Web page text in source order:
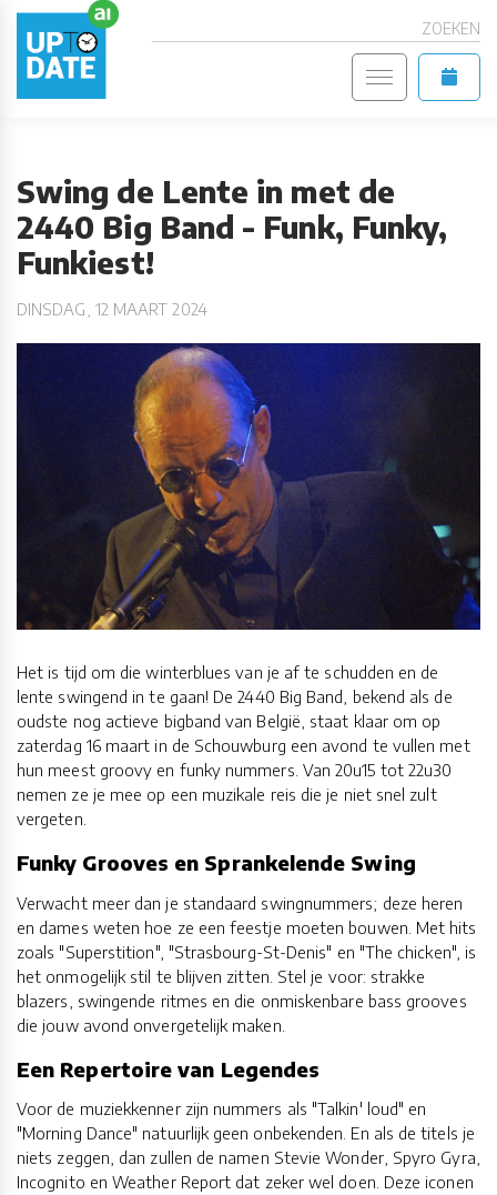
ZOEKEN
Swing de Lente in met de
2440 Big Band - Funk, Funky,
Funkiest!
DINSDAG, 12 MAART 2024
Het is tijd om die winterblues van je af te schudden en de
lente swingend in te gaan! De 2440 Big Band, bekend als de
oudste nog actieve bigband van België, staat klaar om op
zaterdag 16 maart in de Schouwburg een avond te vullen met
hun meest groovy en funky nummers. Van 20u15 tot 22u30
nemen ze je mee op een muzikale reis die je niet snel zult
vergeten.
Funky Grooves en Sprankelende Swing
Verwacht meer dan je standaard swingnummers; deze heren
en dames weten hoe ze een feestje moeten bouwen. Met hits
zoals "Superstition", "Strasbourg-St-Denis" en "The chicken", is
het onmogelijk stil te blijven zitten. Stel je voor: strakke
blazers, swingende ritmes en die onmiskenbare bass grooves
die jouw avond onvergetelijk maken.
Een Repertoire van Legendes
Voor de muziekkenner zijn nummers als "Talkin' loud" en
"Morning Dance" natuurlijk geen onbekenden. En als de titels je
niets zeggen, dan zullen de namen Stevie Wonder, Spyro Gyra,
Incognito en Weather Report dat zeker wel doen. Deze iconen